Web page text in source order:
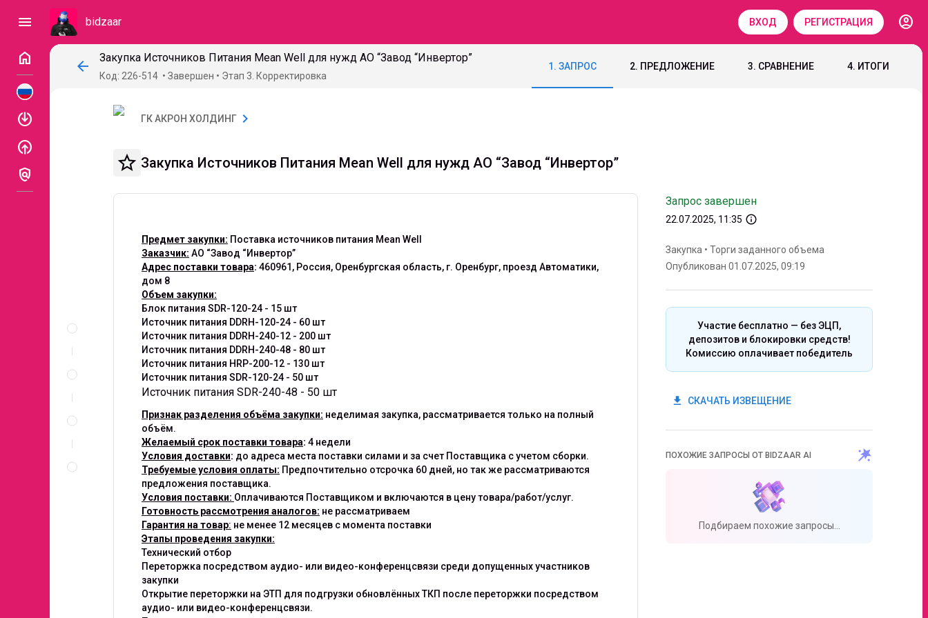
menu bidzaar ВХОД РЕГИСТРАЦИЯ
account_circle
home
enable
enable
policy
arrow_back
Закупка Источников Питания Mean Well для нужд АО “Завод “Инвертор”
Код: 226-514 Завершен Этап 3. Корректировка
1. ЗАПРОС 2. ПРЕДЛОЖЕНИЕ 3. СРАВНЕНИЕ 4. ИТОГИ
Спецификация
ГК АКРОН ХОЛДИНГ chevron_right
star_border Закупка Источников Питания Mean Well для нужд АО “Завод “Инвертор”
Предмет закупки: Поставка источников питания Mean Well
Заказчик: АО “Завод “Инвертор”
Адрес поставки товара: 460961, Россия, Оренбургская область, г. Оренбург, проезд Автоматики,
дом 8
Объем закупки:
Блок питания SDR-120-24 - 15 шт
Источник питания DDRH-120-24 - 60 шт
Источник питания DDRH-240-12 - 200 шт
Источник питания DDRH-240-48 - 80 шт
Источник питания HRP-200-12 - 130 шт
Источник питания SDR-120-24 - 50 шт
Источник питания SDR-240-48 - 50 шт
Признак разделения объёма закупки: неделимая закупка, рассматривается только на полный
объём.
Желаемый срок поставки товара: 4 недели
Условия доставки: до адреса места поставки силами и за счет Поставщика с учетом сборки.
Требуемые условия оплаты: Предпочтительно отсрочка 60 дней, но так же рассматриваются
предложения поставщика.
Условия поставки: Оплачиваются Поставщиком и включаются в цену товара/работ/услуг.
Готовность рассмотрения аналогов: не рассматриваем
Гарантия на товар: не менее 12 месяцев с момента поставки
Этапы проведения закупки:
Технический отбор
Переторжка посредством аудио- или видео-конференцсвязи среди допущенных участников
закупки
Открытие переторжки на ЭТП для подгрузки обновлённых ТКП после переторжки посредством
аудио- или видео-конференцсвязи.
Запрос завершен
22.07.2025, 11:35 info_outline
Закупка • Торги заданного объема
Опубликован 01.07.2025, 09:19
Участие бесплатно — без ЭЦП,
депозитов и блокировки средств!
Комиссию оплачивает победитель
get_app СКАЧАТЬ ИЗВЕЩЕНИЕ
ПОХОЖИЕ ЗАПРОСЫ ОТ BIDZAAR AI
Подбираем похожие запросы...